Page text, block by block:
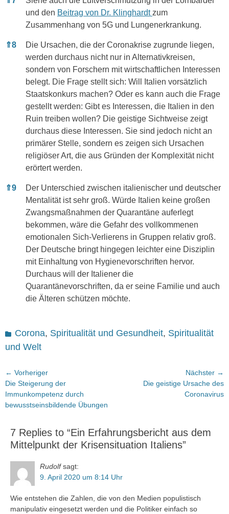
und den Beitrag von Dr. Klinghardt zum
Zusammenhang von 5G und Lungenerkrankung.
⇑8
Die Ursachen, die der Coronakrise zugrunde liegen,
werden durchaus nicht nur in Alternativkreisen,
sondern von Forschern mit wirtschaftlichen Interessen
belegt. Die Frage stellt sich: Will Italien vorsätzlich
Staatskonkurs machen? Oder es kann auch die Frage
gestellt werden: Gibt es Interessen, die Italien in den
Ruin treiben wollen? Die geistige Sichtweise zeigt
durchaus diese Interessen. Sie sind jedoch nicht an
primärer Stelle, sondern es zeigen sich Ursachen
religiöser Art, die aus Gründen der Komplexität nicht
erörtert werden.
⇑9
Der Unterschied zwischen italienischer und deutscher
Mentalität ist sehr groß. Würde Italien keine großen
Zwangsmaßnahmen der Quarantäne auferlegt
bekommen, wäre die Gefahr des vollkommenen
emotionalen Sich-Verlierens in Gruppen relativ groß.
Der Deutsche bringt hingegen leichter eine Disziplin
mit Einhaltung von Hygienevorschriften hervor.
Durchaus will der Italiener die
Quarantänevorschriften, da er seine Familie und auch
die Älteren schützen möchte.
Kategorien
Corona, Spiritualität und Gesundheit, Spiritualität
und Welt
Beitragsnavigation
← Vorheriger
Vorheriger
Beitrag:
Die Steigerung der
Immunkompetenz durch
bewusstseinsbildende Übungen
Nächster →
Die geistige Ursache des
Coronavirus
7 Replies to “Ein Erfahrungsbericht aus dem
Mittelpunkt der Krisensituation Italiens”
Rudolf sagt:
9. April 2020 um 8:14 Uhr
Wie entstehen die Zahlen, die von den Medien populistisch
manipulativ eingesetzt werden und die Politiker einfach so